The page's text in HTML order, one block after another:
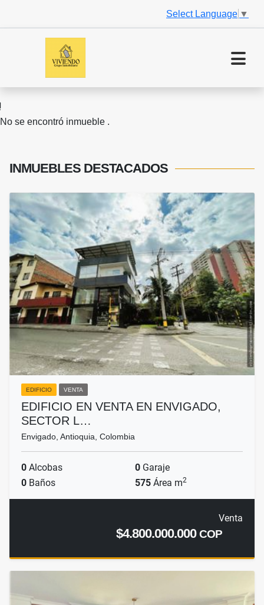
Select Language ▼
No se encontró inmueble .
INMUEBLES DESTACADOS
EDIFICIO VENTA
EDIFICIO EN VENTA EN ENVIGADO,
SECTOR L…
Envigado, Antioquia, Colombia
0 Alcobas 0 Garaje
0 Baños 575 Área m2
Venta
$4.800.000.000COP